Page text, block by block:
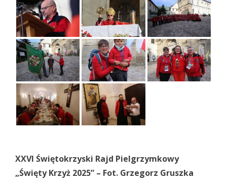
XXVI Świętokrzyski Rajd Pielgrzymkowy
„Święty Krzyż 2025” – Fot. Grzegorz Gruszka